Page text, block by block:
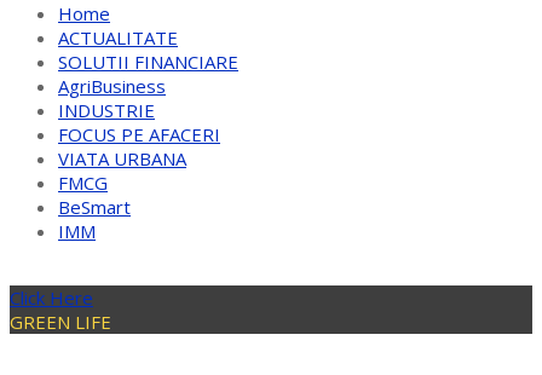
Home
ACTUALITATE
SOLUTII FINANCIARE
AgriBusiness
INDUSTRIE
FOCUS PE AFACERI
VIATA URBANA
FMCG
BeSmart
IMM
Click Here
GREEN LIFE